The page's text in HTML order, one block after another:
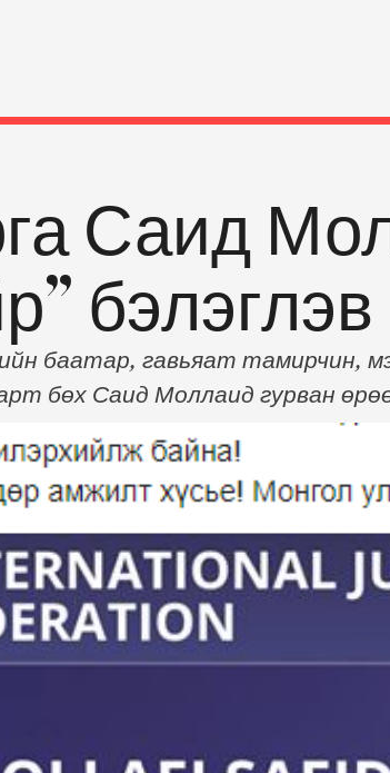
Саид
бэлэглэв
баатар, гавьяат тамирчин,
бөх Саид Моллаид гурван
Улсын Ерөнхийлөгч
бөх сонирхогчдын дунд
Саид Моллаид "гурван